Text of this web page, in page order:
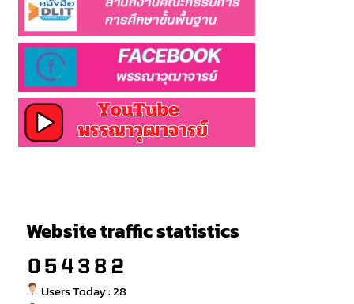
Website traffic statistics
Users Today : 28